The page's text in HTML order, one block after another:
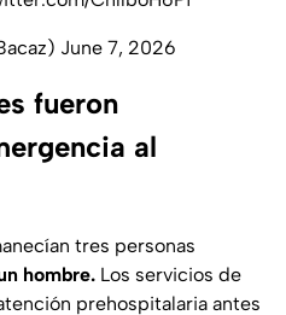
June 7, 2026
fueron
al
tres personas
hombre. Los servicios de
prehospitalaria antes